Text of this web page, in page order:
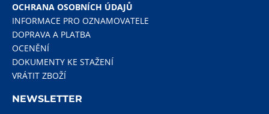
OCHRANA OSOBNÍCH ÚDAJŮ
INFORMACE PRO OZNAMOVATELE
DOPRAVA A PLATBA
OCENĚNÍ
DOKUMENTY KE STAŽENÍ
VRÁTIT ZBOŽÍ
NEWSLETTER